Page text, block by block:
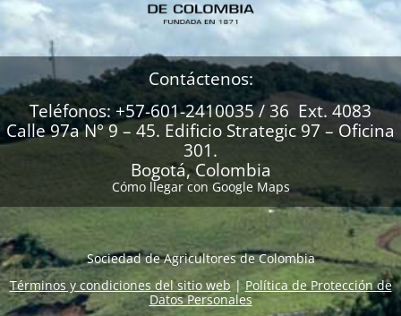
Contáctenos:
Teléfonos: +57-601-2410035 / 36 Ext. 4083
Calle 97a N° 9 – 45. Edificio Strategic 97 – Oficina
301.
Bogotá, Colombia
Cómo llegar con Google Maps
Sociedad de Agricultores de Colombia
Términos y condiciones del sitio web|Política de Protección de
Datos Personales